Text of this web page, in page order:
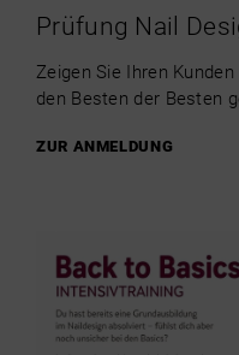
Prüfung Nail
Zeigen Sie Ihren
den Besten der Besten
ZUR ANMELDUNG